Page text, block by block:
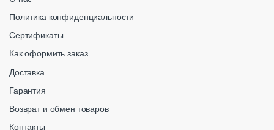
Политика конфиденциальности
Сертификаты
Как оформить заказ
Доставка
Гарантия
Возврат и обмен товаров
Контакты